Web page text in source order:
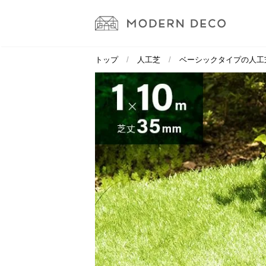
トップ 人工芝 ベーシックタイプの人工